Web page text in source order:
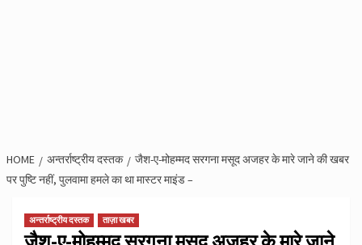
HOME अन्तर्राष्ट्रीय दस्तक
जैश-ए-मोहम्मद सरगना मसूद अजहर के मारे जाने की खबर
पर पुष्टि नहीं, पुलवामा हमले का था मास्टर माइंड –
अन्तर्राष्ट्रीय दस्तक ताज़ा खबर